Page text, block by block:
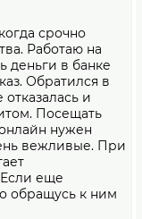
срочно
Работаю на
деньги в банке
Обратился в
и
Посещать
нужен
вежливые. При
Если еще
обращусь к ним